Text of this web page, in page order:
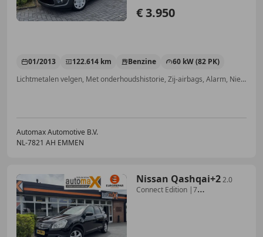
€ 3.950
01/2013 122.614 km Benzine
60 kW (82 PK)
Lichtmetalen velgen, Met onderhoudshistorie, Zij-airbags, Alarm, Niet-rokers auto, Automatische klimaatregeling, Airconditioning, Elektrisch verstelbare buitenspiegels
Automax Automotive B.V.
NL-7821 AH EMMEN
Nissan Qashqai+22.0
Connect Edition |7